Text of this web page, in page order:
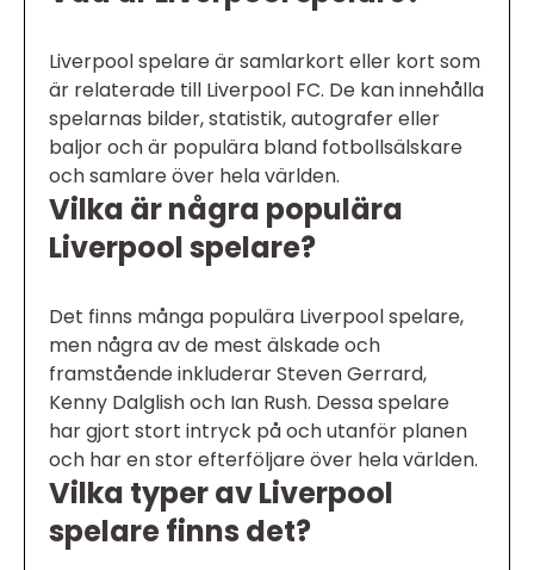
Liverpool spelare är samlarkort eller kort som
är relaterade till Liverpool FC. De kan innehålla
spelarnas bilder, statistik, autografer eller
baljor och är populära bland fotbollsälskare
och samlare över hela världen.
Vilka är några populära
Liverpool spelare?
Det finns många populära Liverpool spelare,
men några av de mest älskade och
framstående inkluderar Steven Gerrard,
Kenny Dalglish och Ian Rush. Dessa spelare
har gjort stort intryck på och utanför planen
och har en stor efterföljare över hela världen.
Vilka typer av Liverpool
spelare finns det?